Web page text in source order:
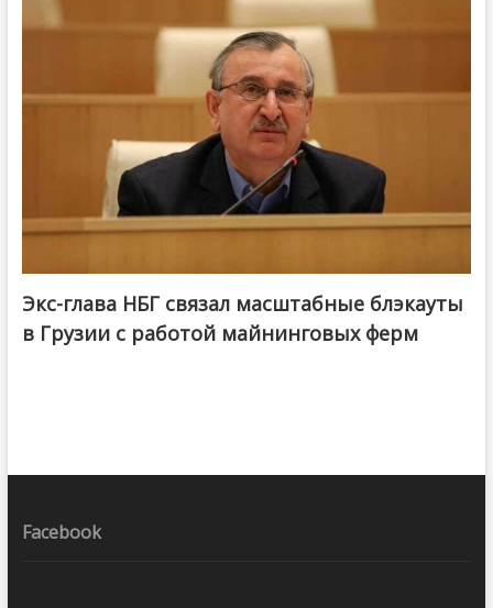
Экс-глава НБГ связал масштабные блэкауты
в Грузии с работой майнинговых ферм
Facebook